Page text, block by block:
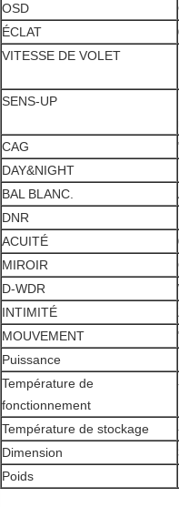
OSD
ÉCLAT
VITESSE DE VOLET
SENS-UP
CAG
DAY&NIGHT
BAL BLANC.
DNR
ACUITÉ
MIROIR
D-WDR
INTIMITÉ
MOUVEMENT
Puissance
Température de
fonctionnement
Température de stockage
Dimension
Poids